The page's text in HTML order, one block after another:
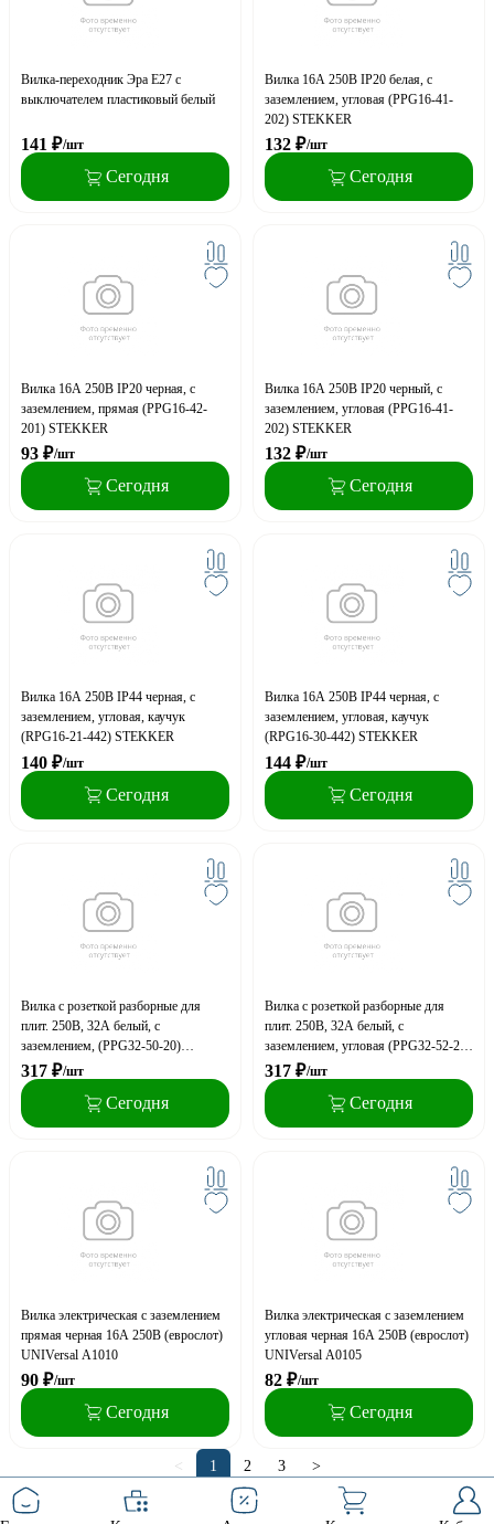
Вилка-переходник Эра Е27 с
выключателем пластиковый белый
141 ₽/шт
Сегодня
Вилка 16А 250В IP20 белая, с
заземлением, угловая (PPG16-41-
202) STEKKER
132 ₽/шт
Сегодня
Вилка 16А 250В IP20 черная, с
заземлением, прямая (PPG16-42-
201) STEKKER
93 ₽/шт
Сегодня
Вилка 16А 250В IP20 черный, с
заземлением, угловая (PPG16-41-
202) STEKKER
132 ₽/шт
Сегодня
Вилка 16А 250В IP44 черная, с
заземлением, угловая, каучук
(RPG16-21-442) STEKKER
140 ₽/шт
Сегодня
Вилка 16А 250В IP44 черная, с
заземлением, угловая, каучук
(RPG16-30-442) STEKKER
144 ₽/шт
Сегодня
Вилка с розеткой разборные для
плит. 250В, 32А белый, с
заземлением, (PPG32-50-20)
STEKKER
317 ₽/шт
Сегодня
Вилка с розеткой разборные для
плит. 250В, 32А белый, с
заземлением, угловая (PPG32-52-20)
STEKKER
317 ₽/шт
Сегодня
Вилка электрическая с заземлением
прямая черная 16А 250В (еврослот)
UNIVersal А1010
90 ₽/шт
Сегодня
Вилка электрическая с заземлением
угловая черная 16А 250В (еврослот)
UNIVersal А0105
82 ₽/шт
Сегодня
< 1 2 3 >